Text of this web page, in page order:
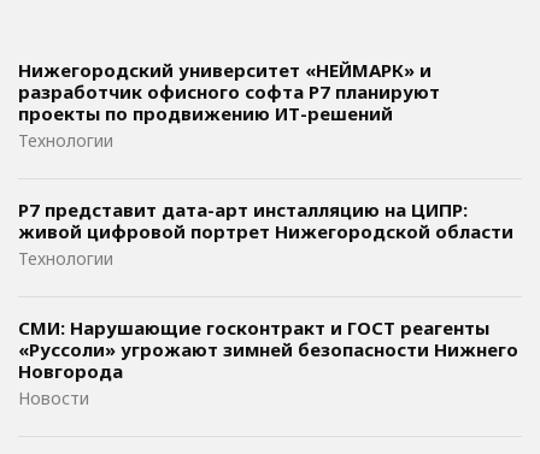
Нижегородский университет «НЕЙМАРК» и
разработчик офисного софта P7 планируют
проекты по продвижению ИТ-решений
Технологии
Р7 представит дата-арт инсталляцию на ЦИПР:
живой цифровой портрет Нижегородской области
Технологии
СМИ: Нарушающие госконтракт и ГОСТ реагенты
«Руссоли» угрожают зимней безопасности Нижнего
Новгорода
Новости